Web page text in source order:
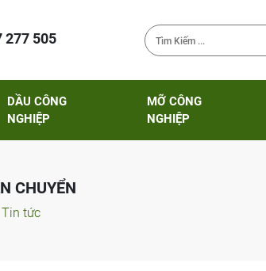
277 505
DẦU CÔNG
NGHIỆP
MỠ CÔNG
NGHIỆP
CHUYỂN
Tin tức